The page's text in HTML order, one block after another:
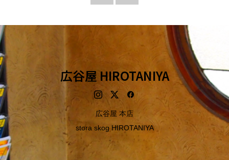
広谷屋 HIROTANIYA
広谷屋 本店
stora skog HIROTANIYA